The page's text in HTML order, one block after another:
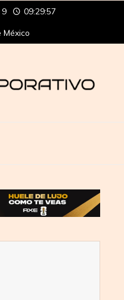
9 09:29:57
México